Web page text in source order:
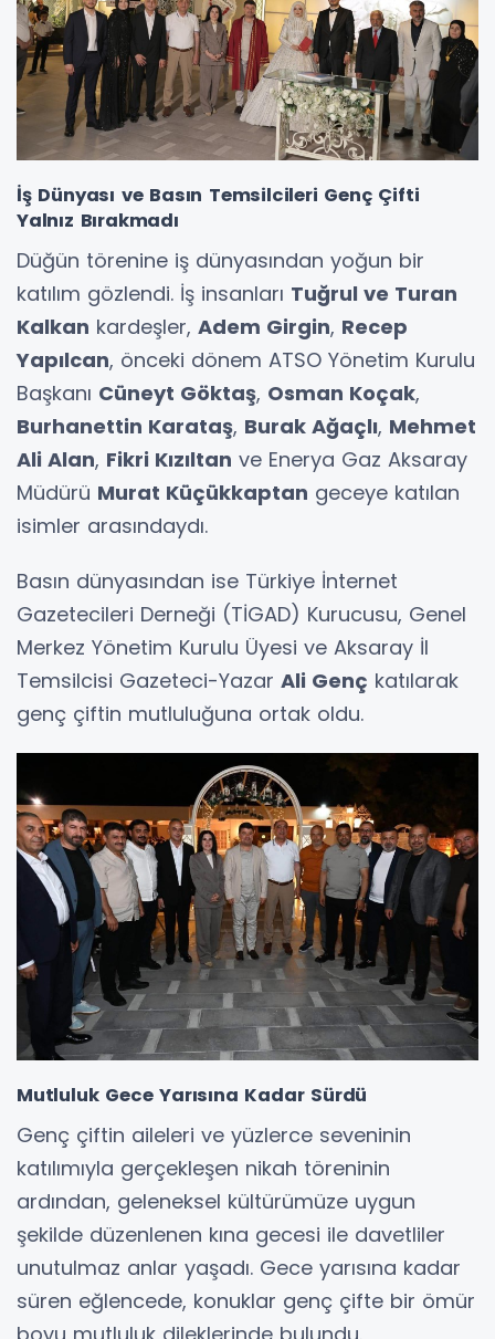
İş Dünyası ve Basın Temsilcileri Genç Çifti
Yalnız Bırakmadı
Düğün törenine iş dünyasından yoğun bir
katılım gözlendi. İş insanları Tuğrul ve Turan
Kalkan kardeşler, Adem Girgin, Recep
Yapılcan, önceki dönem ATSO Yönetim Kurulu
Başkanı Cüneyt Göktaş, Osman Koçak,
Burhanettin Karataş, Burak Ağaçlı, Mehmet
Ali Alan, Fikri Kızıltan ve Enerya Gaz Aksaray
Müdürü Murat Küçükkaptan geceye katılan
isimler arasındaydı.
Basın dünyasından ise Türkiye İnternet
Gazetecileri Derneği (TİGAD) Kurucusu, Genel
Merkez Yönetim Kurulu Üyesi ve Aksaray İl
Temsilcisi Gazeteci-Yazar Ali Genç katılarak
genç çiftin mutluluğuna ortak oldu.
Mutluluk Gece Yarısına Kadar Sürdü
Genç çiftin aileleri ve yüzlerce seveninin
katılımıyla gerçekleşen nikah töreninin
ardından, geleneksel kültürümüze uygun
şekilde düzenlenen kına gecesi ile davetliler
unutulmaz anlar yaşadı. Gece yarısına kadar
süren eğlencede, konuklar genç çifte bir ömür